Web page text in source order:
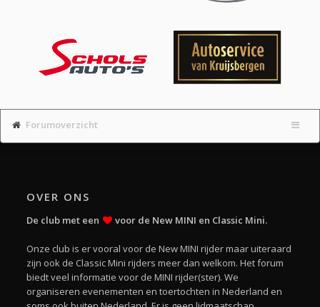
Forumoverzicht
OVER ONS
De club met een voor de New MINI en Classic Mini.
Onze club is er vooral voor de New MINI rijder maar uiteraard
zijn ook de Classic Mini rijders meer dan welkom. Het forum
biedt veel informatie voor de MINI rijder(ster). We
organiseren evenementen en toertochten in Nederland en